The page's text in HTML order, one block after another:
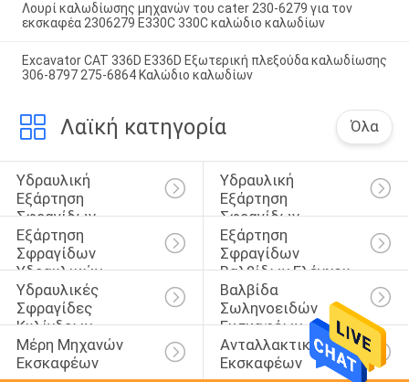
Λουρί καλωδίωσης μηχανών του cater 230-6279 για τον
εκσκαφέα 2306279 E330C 330C καλώδιο καλωδίων
Excavator CAT 336D E336D Εξωτερική πλεξούδα καλωδίωσης
306-8797 275-6864 Καλώδιο καλωδίων
Λαϊκή κατηγορία Όλα
Υδραυλική
Εξάρτηση
Σφραγίδων
Κυλίνδρων
Υδραυλική
Εξάρτηση
Σφραγίδων
Διακοπτών
Εξάρτηση
Σφραγίδων
Υδραυλικών
Αντλιών
Εξάρτηση
Σφραγίδων
Βαλβίδων Ελέγχου
Υδραυλικές
Σφραγίδες
Κυλίνδρων
Βαλβίδα
Σωληνοειδών
Εκσκαφέων
Μέρη Μηχανών
Εκσκαφέων
Ανταλλακτικά
Εκσκαφέων